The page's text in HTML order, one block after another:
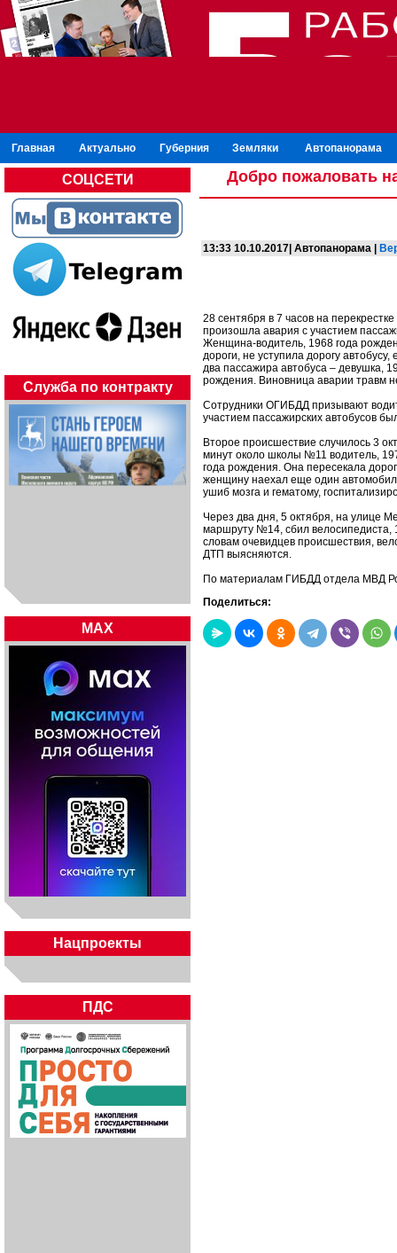
Главная Актуально Губерния Земляки Автопанорама
СОЦСЕТИ
Служба по контракту
MAX
Нацпроекты
ПДС
Добро пожаловать
13:33 10.10.2017| Автопанорама |
28 сентября в 7 часов на
произошла авария с участием
Женщина-водитель, 1968 года
дороги, не уступила дорогу
два пассажира автобуса – девушка,
рождения. Виновница аварии травм
Сотрудники ОГИБДД призывают
участием пассажирских автобусов
Второе происшествие случилось 3
минут около школы №11 водитель,
года рождения. Она пересекала
женщину наехал еще один
ушиб мозга и гематому,
Через два дня, 5 октября, на улице
маршруту №14, сбил велосипедиста,
словам очевидцев происшествия,
ДТП выясняются.
По материалам ГИБДД отдела МВД
Поделиться: